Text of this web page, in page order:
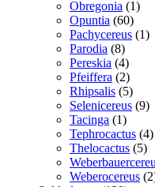
Obregonia 11
Opuntia 6060
varer
Pachycereus 11
Parodia 88
varer
Pereskia 44
varer
Pfeiffera 22
varer
Rhipsalis 55
varer
Selenicereus 99
Tacinga 11
vare
Tephrocactus 44
Thelocactus 55
Weberocereus 2